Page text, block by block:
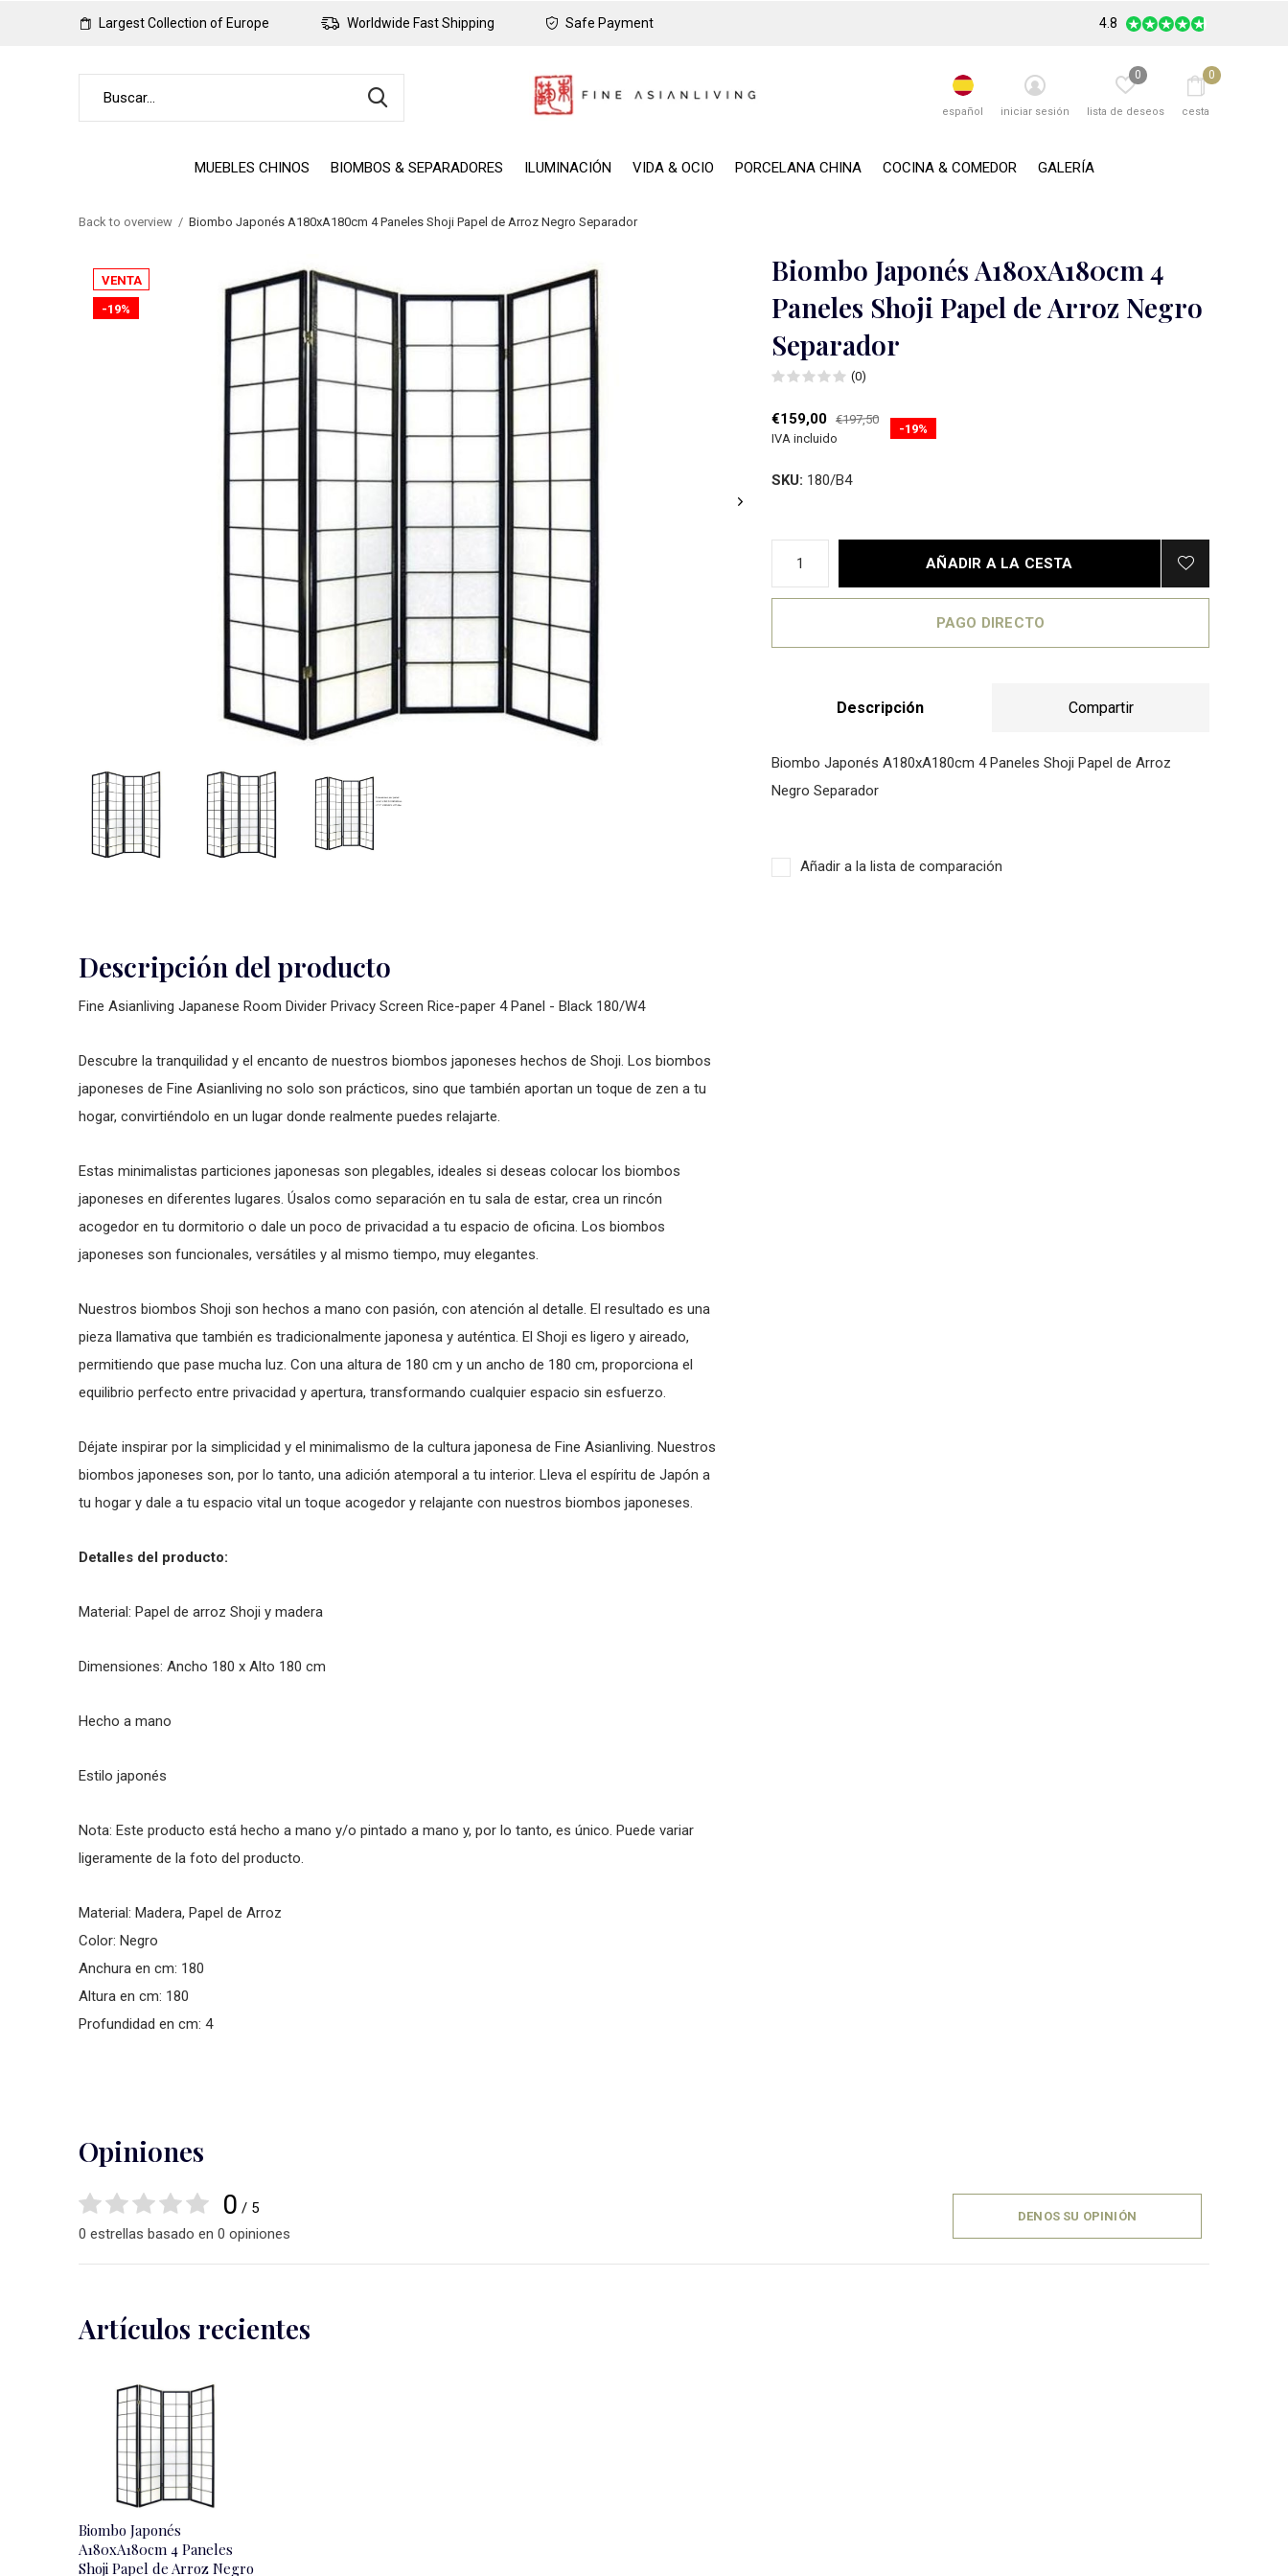
MUEBLES CHINOS BIOMBOS & SEPARADORES ILUMINACIÓN VIDA & OCIO PORCELANA CHINA COCINA & COMEDOR GALERÍA
español iniciar sesión lista de deseos
0
cesta
0
Largest Collection of Europe Worldwide Fast Shipping Safe Payment 4.8
Back to overview Biombo Japonés A180xA180cm 4 Paneles Shoji Papel de Arroz Negro Separador
VENTA
-19%
Biombo Japonés A180xA180cm 4
Paneles Shoji Papel de Arroz Negro
Separador
(0)
€159,00 €197,50
IVA incluido
-19%
SKU: 180/B4
AÑADIR A LA CESTA
PAGO DIRECTO
Descripción Compartir
Biombo Japonés A180xA180cm 4 Paneles Shoji Papel de Arroz
Negro Separador
Añadir a la lista de comparación
Descripción del producto
Fine Asianliving Japanese Room Divider Privacy Screen Rice-paper 4 Panel - Black 180/W4
Descubre la tranquilidad y el encanto de nuestros biombos japoneses hechos de Shoji. Los biombos
japoneses de Fine Asianliving no solo son prácticos, sino que también aportan un toque de zen a tu
hogar, convirtiéndolo en un lugar donde realmente puedes relajarte.
Estas minimalistas particiones japonesas son plegables, ideales si deseas colocar los biombos
japoneses en diferentes lugares. Úsalos como separación en tu sala de estar, crea un rincón
acogedor en tu dormitorio o dale un poco de privacidad a tu espacio de oficina. Los biombos
japoneses son funcionales, versátiles y al mismo tiempo, muy elegantes.
Nuestros biombos Shoji son hechos a mano con pasión, con atención al detalle. El resultado es una
pieza llamativa que también es tradicionalmente japonesa y auténtica. El Shoji es ligero y aireado,
permitiendo que pase mucha luz. Con una altura de 180 cm y un ancho de 180 cm, proporciona el
equilibrio perfecto entre privacidad y apertura, transformando cualquier espacio sin esfuerzo.
Déjate inspirar por la simplicidad y el minimalismo de la cultura japonesa de Fine Asianliving. Nuestros
biombos japoneses son, por lo tanto, una adición atemporal a tu interior. Lleva el espíritu de Japón a
tu hogar y dale a tu espacio vital un toque acogedor y relajante con nuestros biombos japoneses.
Detalles del producto:
Material: Papel de arroz Shoji y madera
Dimensiones: Ancho 180 x Alto 180 cm
Hecho a mano
Estilo japonés
Nota: Este producto está hecho a mano y/o pintado a mano y, por lo tanto, es único. Puede variar
ligeramente de la foto del producto.
Material: Madera, Papel de Arroz
Color: Negro
Anchura en cm: 180
Altura en cm: 180
Profundidad en cm: 4
Opiniones
0 / 5
0 estrellas basado en 0 opiniones
DENOS SU OPINIÓN
Artículos recientes
Biombo Japonés
A180xA180cm 4 Paneles
Shoji Papel de Arroz Negro